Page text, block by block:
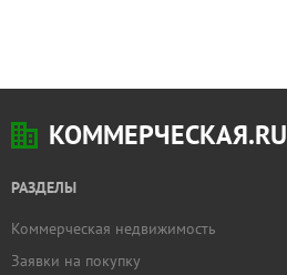
КОММЕРЧЕСКАЯ.RU
РАЗДЕЛЫ
Коммерческая недвижимость
Заявки на покупку